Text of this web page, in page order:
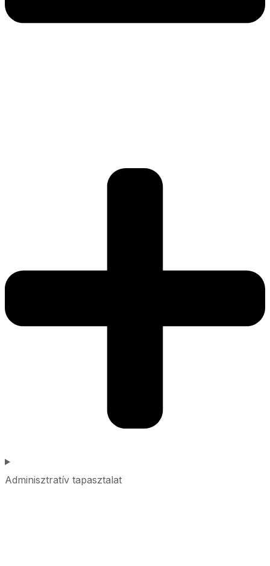
Adminisztratív tapasztalat